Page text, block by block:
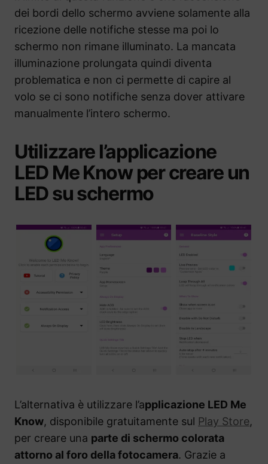
dei bordi dello schermo avviene solamente alla
ricezione delle notifiche stesse ma poi lo
schermo non rimane illuminato. La mancata
illuminazione prolungata quindi diventa
problematica e non ci permette di capire al
volo se ci sono notifiche senza dover attivare
manualmente l’intero schermo.
Utilizzare l’applicazione
LED Me Know per creare un
LED su schermo
L’alternativa è utilizzare l’applicazione LED Me
Know, disponibile gratuitamente sul Play Store,
per creare una parte di schermo colorata
attorno al foro della fotocamera. Grazie a